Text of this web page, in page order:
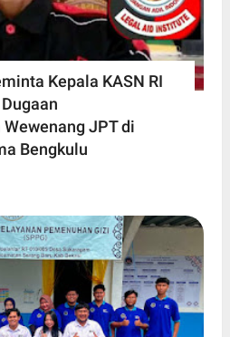
Kepala KASN RI
JPT di
Bengkulu